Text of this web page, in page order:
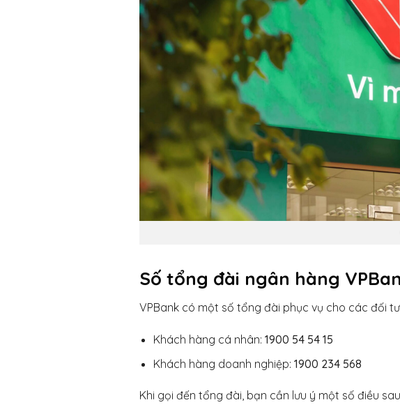
Số tổng đài ngân hàng
VPBank có một số tổng đài phục vụ cho các đối
Khách hàng cá nhân:1900 54 54 15
Khách hàng doanh nghiệp:1900 234 568
Khi gọi đến tổng đài, bạn cần lưu ý một số điều